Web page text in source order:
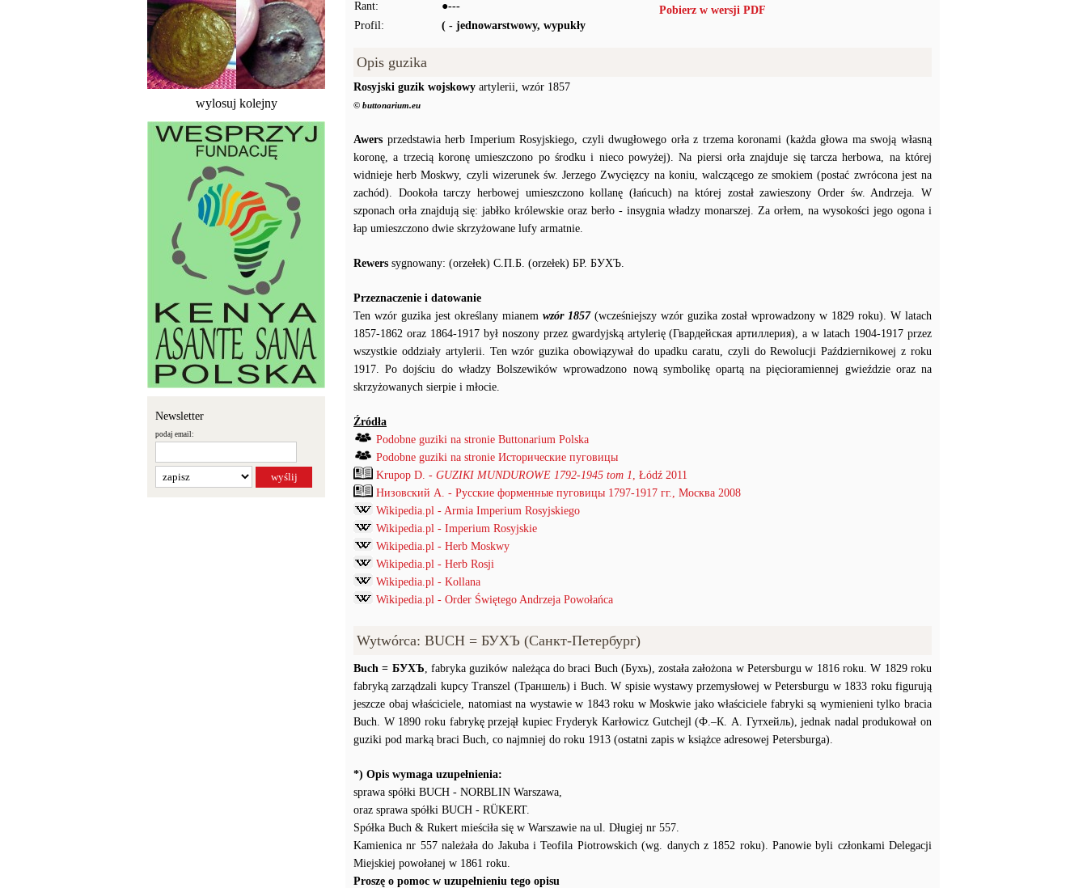
wylosuj kolejny
Newsletter
podaj email:
Rant:
●---
Profil:
( - jednowarstwowy, wypukły
Pobierz w wersji PDF
Opis guzika
Rosyjski guzik wojskowy artylerii, wzór 1857
© buttonarium.eu
Awers przedstawia herb Imperium Rosyjskiego, czyli dwugłowego orła z trzema koronami (każda głowa ma swoją własną
koronę, a trzecią koronę umieszczono po środku i nieco powyżej). Na piersi orła znajduje się tarcza herbowa, na której
widnieje herb Moskwy, czyli wizerunek św. Jerzego Zwycięzcy na koniu, walczącego ze smokiem (postać zwrócona jest na
zachód). Dookoła tarczy herbowej umieszczono kollanę (łańcuch) na której został zawieszony Order św. Andrzeja. W
szponach orła znajdują się: jabłko królewskie oraz berło - insygnia władzy monarszej. Za orłem, na wysokości jego ogona i
łap umieszczono dwie skrzyżowane lufy armatnie.
Rewers sygnowany: (orzełek) С.П.Б. (orzełek) БР. БУХЪ.
Przeznaczenie i datowanie
Ten wzór guzika jest określany mianem wzór 1857(wcześniejszy wzór guzika został wprowadzony w 1829 roku). W latach
1857-1862 oraz 1864-1917 był noszony przez gwardyjską artylerię (Гвардейская артиллерия), a w latach 1904-1917 przez
wszystkie oddziały artylerii. Ten wzór guzika obowiązywał do upadku caratu, czyli do Rewolucji Październikowej z roku
1917. Po dojściu do władzy Bolszewików wprowadzono nową symbolikę opartą na pięcioramiennej gwieździe oraz na
skrzyżowanych sierpie i młocie.
Źródła
Podobne guziki na stronie Buttonarium Polska
Podobne guziki na stronie Исторические пуговицы
Krupop D. - GUZIKI MUNDUROWE 1792-1945 tom 1, Łódź 2011
Низовский А. - Русские форменные пуговицы 1797-1917 гг., Mocква 2008
Wikipedia.pl - Armia Imperium Rosyjskiego
Wikipedia.pl - Imperium Rosyjskie
Wikipedia.pl - Herb Moskwy
Wikipedia.pl - Herb Rosji
Wikipedia.pl - Kollana
Wikipedia.pl - Order Świętego Andrzeja Powołańca
Wytwórca: BUCH = БУХЪ (Санкт-Петербург)
Buch = БУХЪ, fabryka guzików należąca do braci Buch (Бухъ), została założona w Petersburgu w 1816 roku. W 1829 roku
fabryką zarządzali kupcy Transzel (Траншель) i Buch. W spisie wystawy przemysłowej w Petersburgu w 1833 roku figurują
jeszcze obaj właściciele, natomiast na wystawie w 1843 roku w Moskwie jako właściciele fabryki są wymienieni tylko bracia
Buch. W 1890 roku fabrykę przejął kupiec Fryderyk Karłowicz Gutchejl (Ф.–К. А. Гутхейль), jednak nadal produkował on
guziki pod marką braci Buch, co najmniej do roku 1913 (ostatni zapis w książce adresowej Petersburga).
*) Opis wymaga uzupełnienia:
sprawa spółki BUCH - NORBLIN Warszawa,
oraz sprawa spółki BUCH - RÜKERT.
Spółka Buch & Rukert mieściła się w Warszawie na ul. Długiej nr 557.
Kamienica nr 557 należała do Jakuba i Teofila Piotrowskich (wg. danych z 1852 roku). Panowie byli członkami Delegacji
Miejskiej powołanej w 1861 roku.
Proszę o pomoc w uzupełnieniu tego opisu